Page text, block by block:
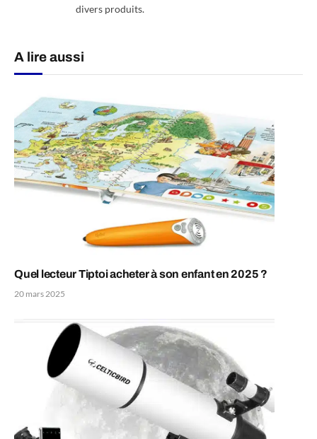
divers produits.
A lire aussi
Quel lecteur Tiptoi acheter à son enfant en 2025 ?
20 mars 2025